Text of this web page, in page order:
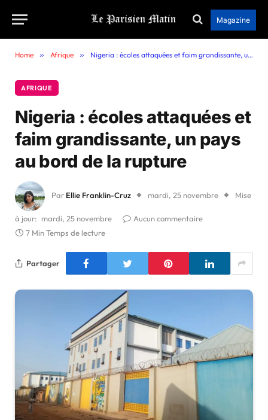
Magazine
Home » Afrique » Nigeria : écoles attaquées et faim grandissante, un pays au bord de la rupture
AFRIQUE
Nigeria : écoles attaquées et
faim grandissante, un pays
au bord de la rupture
Par Ellie Franklin-Cruz mardi, 25 novembre Mise
à jour: mardi, 25 novembre
Aucun commentaire
7 Min Temps de lecture
Partager